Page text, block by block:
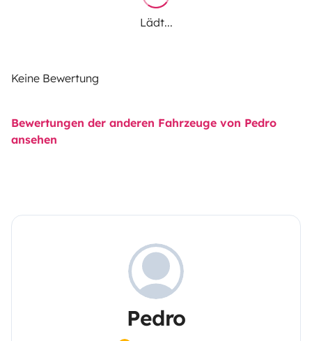
Lädt...
Keine Bewertung
Bewertungen der anderen Fahrzeuge von Pedro
ansehen
Pedro